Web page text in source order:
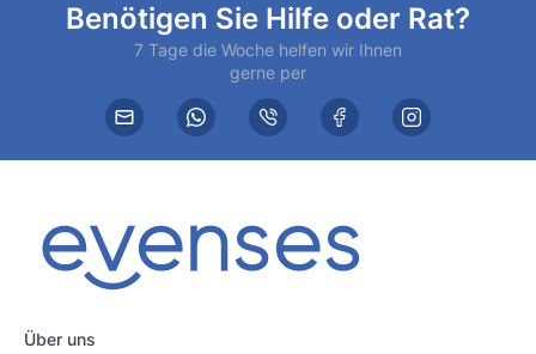
Benötigen Sie Hilfe oder Rat?
7 Tage die Woche helfen wir Ihnen
gerne per
Über uns